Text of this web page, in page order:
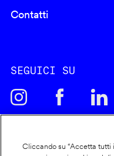
Contatti
SEGUICI SU
Cliccando su “Accetta tutti